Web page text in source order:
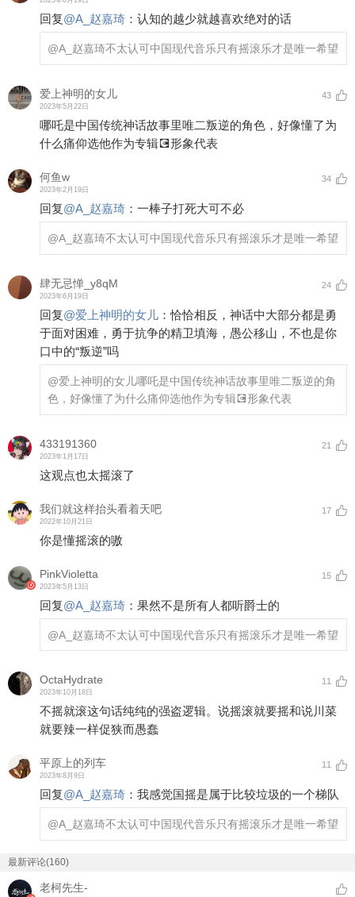
回复@A_赵嘉琦 ： 认知的越少就越喜欢绝对的话
@A_赵嘉琦不太认可中国现代音乐只有摇滚乐才是唯一希望
爱上神明的女儿
2023年5月22日
43
哪吒是中国传统神话故事里唯二叛逆的角色，好像懂了为
什么痛仰选他作为专辑💽形象代表
何鱼w
2023年2月19日
34
回复@A_赵嘉琦 ： 一棒子打死大可不必
@A_赵嘉琦不太认可中国现代音乐只有摇滚乐才是唯一希望
肆无忌惮_y8qM
2023年6月19日
24
回复@爱上神明的女儿 ：恰恰相反，神话中大部分都是勇
于面对困难，勇于抗争的精卫填海，愚公移山，不也是你
口中的“叛逆”吗
@爱上神明的女儿哪吒是中国传统神话故事里唯二叛逆的角
色，好像懂了为什么痛仰选他作为专辑💽形象代表
433191360
2023年1月17日
21
这观点也太摇滚了
我们就这样抬头看着天吧
2022年10月21日
17
你是懂摇滚的嗷
PinkVioletta
2023年5月13日
15
回复@A_赵嘉琦 ： 果然不是所有人都听爵士的
@A_赵嘉琦不太认可中国现代音乐只有摇滚乐才是唯一希望
OctaHydrate
2023年10月18日
11
不摇就滚这句话纯纯的强盗逻辑。说摇滚就要摇和说川菜
就要辣一样促狭而愚蠢
平原上的列车
2023年8月9日
11
回复@A_赵嘉琦 ： 我感觉国摇是属于比较垃圾的一个梯队
@A_赵嘉琦不太认可中国现代音乐只有摇滚乐才是唯一希望
最新评论(160)
老柯先生-